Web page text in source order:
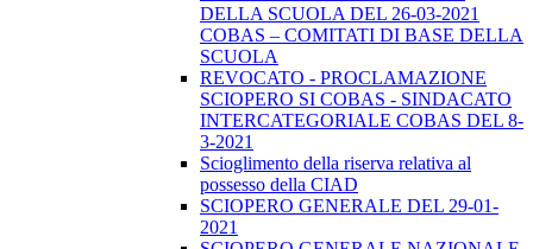
DELLA SCUOLA DEL 26-03-2021
COBAS – COMITATI DI BASE DELLA
SCUOLA
REVOCATO - PROCLAMAZIONE
SCIOPERO SI COBAS - SINDACATO
INTERCATEGORIALE COBAS DEL 8-
3-2021
Scioglimento della riserva relativa al
possesso della CIAD
SCIOPERO GENERALE DEL 29-01-
2021